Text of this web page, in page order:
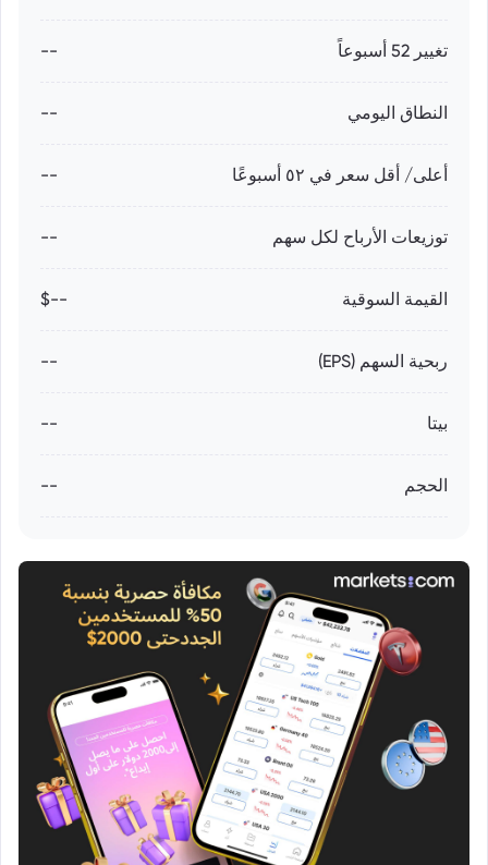
تغيير 52 أسبوعاً --
النطاق اليومي --
أعلى/ أقل سعر في ٥٢ أسبوعًا --
توزيعات الأرباح لكل سهم --
القيمة السوقية --$
ربحية السهم (EPS) --
بيتا --
الحجم --